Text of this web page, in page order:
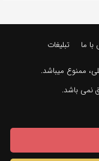
ما تبلیغات
ممنوع میباشد.
نمی باشد.